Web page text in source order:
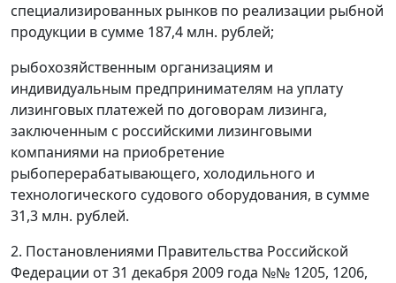
специализированных рынков по реализации рыбной
продукции в сумме 187,4 млн. рублей;
рыбохозяйственным организациям и
индивидуальным предпринимателям на уплату
лизинговых платежей по договорам лизинга,
заключенным с российскими лизинговыми
компаниями на приобретение
рыбоперерабатывающего, холодильного и
технологического судового оборудования, в сумме
31,3 млн. рублей.
2. Постановлениями Правительства Российской
Федерации от 31 декабря 2009 года №№ 1205, 1206,